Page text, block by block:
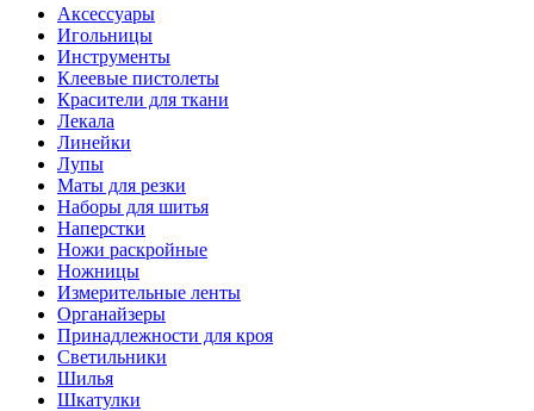
Аксессуары
Игольницы
Инструменты
Клеевые пистолеты
Красители для ткани
Лекала
Линейки
Лупы
Маты для резки
Наборы для шитья
Наперстки
Ножи раскройные
Ножницы
Измерительные ленты
Органайзеры
Принадлежности для кроя
Светильники
Шилья
Шкатулки